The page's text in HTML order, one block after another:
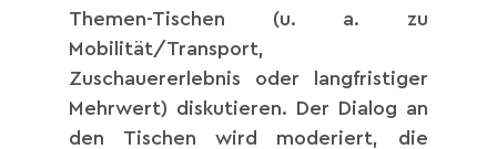
Themen-Tischen (u. a. zu
Mobilität/Transport,
Zuschauererlebnis oder langfristiger
Mehrwert) diskutieren. Der Dialog an
den Tischen wird moderiert, die